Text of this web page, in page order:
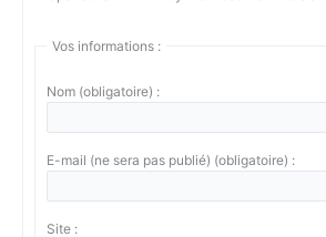
Vos informations :
Nom (obligatoire) :
E-mail (ne sera pas publié) (obligatoire) :
Site :